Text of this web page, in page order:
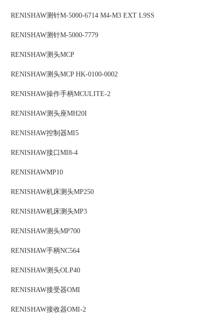
RENISHAW测针M-5000-6714 M4-M3 EXT L9SS
RENISHAW测针M-5000-7779
RENISHAW测头MCP
RENISHAW测头MCP HK-0100-0002
RENISHAW操作手柄MCULITE-2
RENISHAW测头座MH20I
RENISHAW控制器MI5
RENISHAW接口MI8-4
RENISHAWMP10
RENISHAW机床测头MP250
RENISHAW机床测头MP3
RENISHAW测头MP700
RENISHAW手柄NC564
RENISHAW测头OLP40
RENISHAW接受器OMI
RENISHAW接收器OMI-2